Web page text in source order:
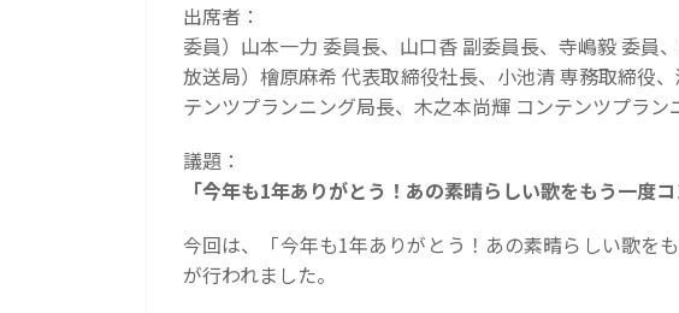
出席者：
委員）山本一力 委員長、山口香 副委員長、寺嶋毅 委員
放送局）檜原麻希 代表取締役社長、小池清 専務取締役
テンツプランニング局長、木之本尚輝 コンテンツプラン
議題：
「今年も1年ありがとう！あの素晴らしい歌をもう一度
今回は、「今年も1年ありがとう！あの素晴らしい歌を
が行われました。